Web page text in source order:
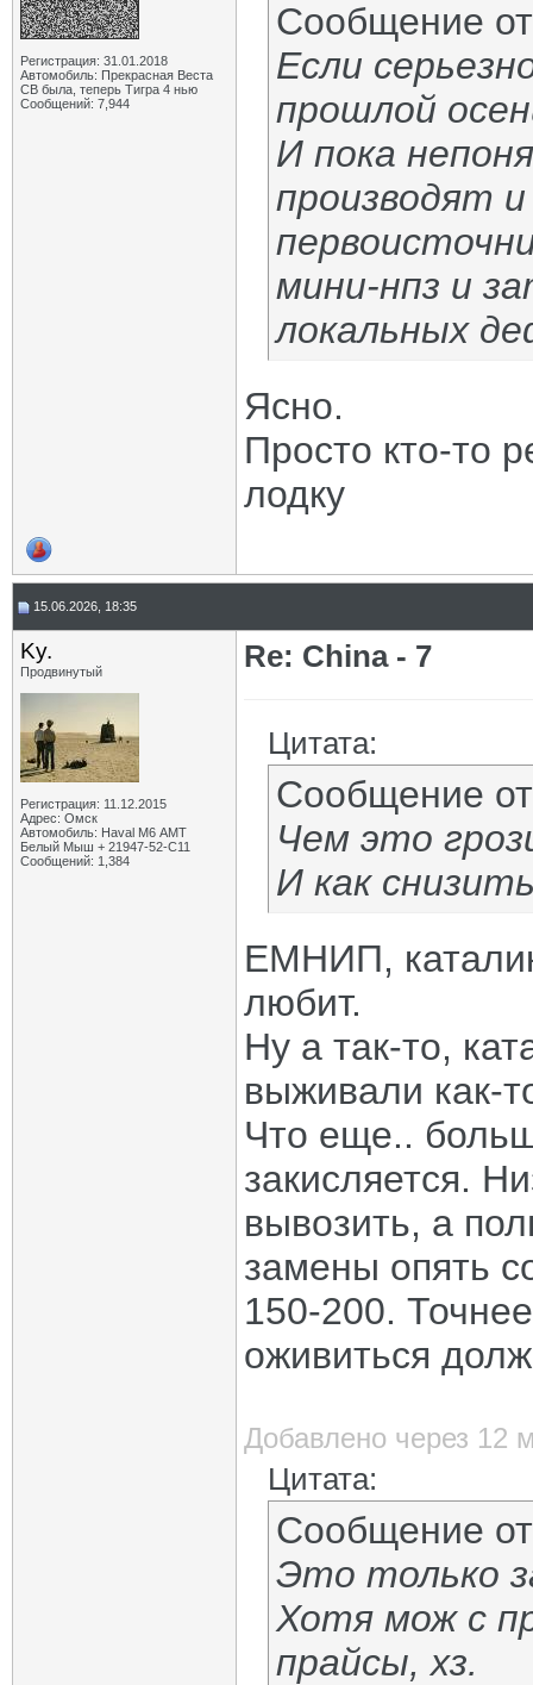
Регистрация: 31.01.2018
Автомобиль: Прекрасная Веста
СВ была, теперь Тигра 4 нью
Сообщений: 7,944
Сообщение
Если
прошлой
И пока
производят
мини-нпз и
локальных
Ясно.
Просто кто-то
лодку
15.06.2026, 18:35
Ky.
Продвинутый
Регистрация: 11.12.2015
Адрес: Омск
Автомобиль: Haval M6 АМТ
Белый Мыш + 21947-52-С11
Сообщений: 1,384
Re: China - 7
Цитата:
Сообщение
Чем это
И как
ЕМНИП,
любит.
Ну а так-то,
выживали как-
Что еще..
закисляется.
вывозить, а
замены опять
150-200.
оживиться
Добавлено через 12
Цитата:
Сообщение
Это только
Хотя мож с
прайсы, хз.